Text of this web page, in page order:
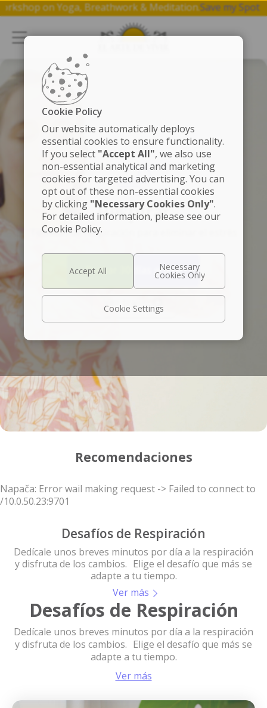
1 hr workshop on Yoga, Breathwork & Meditation.Save
Respirar
Técnicas de respiración para eliminar el estrés
Probar 30 días gratis
Ver trailer
Recomendaciones
Napača: Error wail making request -> Failed to connect to
/10.0.50.23:9701
Desafíos de Respiración
Dedícale unos breves minutos por día a la respiración
y disfruta de los cambios. Elige el desafío que más se
adapte a tu tiempo.
Ver más
Desafíos de Respiración
Dedícale unos breves minutos por día a la respiración
y disfruta de los cambios. Elige el desafío que más se
adapte a tu tiempo.
Ver más
Cookie Policy
Our website automatically deploys
essential cookies to ensure functionality.
If you select "Accept All", we also use
non-essential analytical and marketing
cookies for targeted advertising. You can
opt out of these non-essential cookies
by clicking "Necessary Cookies Only".
For detailed information, please see our
Cookie Policy.
Cookie Settings